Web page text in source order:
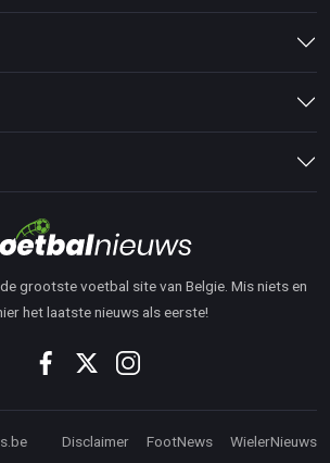
grootste voetbal site van Belgie. Mis niets en
het laatste nieuws als eerste!
Disclaimer FootNews WielerNieuws